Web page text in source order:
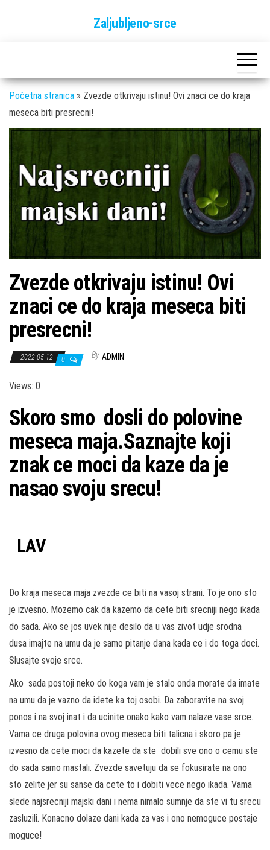
Zaljubljeno-srce
Početna stranica » Zvezde otkrivaju istinu! Ovi znaci ce do kraja
meseca biti presrecni!
Zvezde otkrivaju istinu! Ovi
znaci ce do kraja meseca biti
presrecni!
2022-05-12 0 By ADMIN
Views: 0
Skoro smo dosli do polovine
meseca maja.Saznajte koji
znak ce moci da kaze da je
nasao svoju srecu!
LAV
Do kraja meseca maja zvezde ce biti na vasoj strani. To je ono sto
je izvesno. Mozemo cak da kazemo da cete biti srecniji nego ikada
do sada. Ako se jos uvek nije desilo da u vas zivot udje srodna
dusa imajte na umu da je samo pitanje dana kada ce i do toga doci.
Slusajte svoje srce.
Ako sada postoji neko do koga vam je stalo onda morate da imate
na umu da je vazno da idete ka toj osobi. Da zaboravite na svoj
ponos i na svoj inat i da ucinite onako kako vam nalaze vase srce.
Vama ce druga polovina ovog meseca biti talicna i skoro pa je
izvesno da cete moci da kazete da ste dobili sve ono o cemu ste
do sada samo mastali. Zvezde savetuju da se fokusirate na ono
sto zelite jer su sanse da cete to i dobiti vece nego ikada. Vama
slede najsrecniji majski dani i nema nimalo sumnje da ste vi tu srecu
zasluzili. Konacno dolaze dani kada za vas i ono nemoguce postaje
moguce!